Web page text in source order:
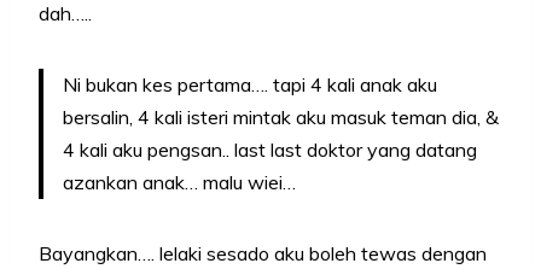
dah…..
Ni bukan kes pertama…. tapi 4 kali anak aku
bersalin, 4 kali isteri mintak aku masuk teman dia, &
4 kali aku pengsan.. last last doktor yang datang
azankan anak… malu wiei…
Bayangkan…. lelaki sesado aku boleh tewas dengan